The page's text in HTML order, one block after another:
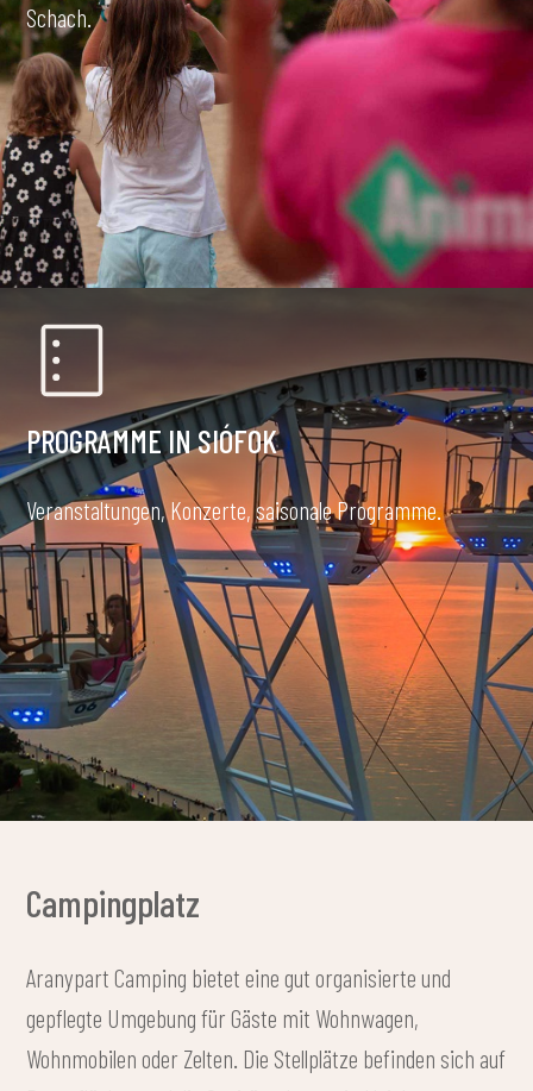
Schach.
PROGRAMME IN SIÓFOK
Veranstaltungen, Konzerte, saisonale Programme.
Campingplatz
Aranypart Camping bietet eine gut organisierte und
gepflegte Umgebung für Gäste mit Wohnwagen,
Wohnmobilen oder Zelten. Die Stellplätze befinden sich auf